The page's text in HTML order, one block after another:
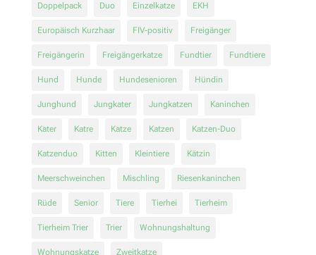
Doppelpack Duo Einzelkatze EKH
Europäisch Kurzhaar FIV-positiv Freigänger
Freigängerin Freigängerkatze Fundtier Fundtiere
Hund Hunde Hundesenioren Hündin
Junghund Jungkater Jungkatzen Kaninchen
Kater Katre Katze Katzen Katzen-Duo
Katzenduo Kitten Kleintiere Kätzin
Meerschweinchen Mischling Riesenkaninchen
Rüde Senior Tiere Tierhei Tierheim
Tierheim Trier Trier Wohnungshaltung
Wohnungskatze Zweitkatze